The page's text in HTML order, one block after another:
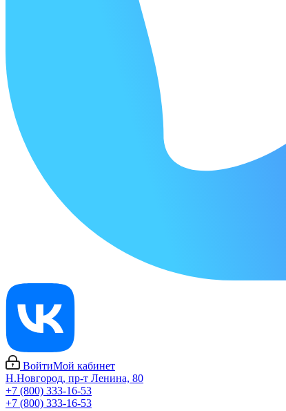
ВойтиМой кабинет
Н.Новгород, пр-т Ленина, 80
+7 (800) 333-16-53
+7 (800) 333-16-53